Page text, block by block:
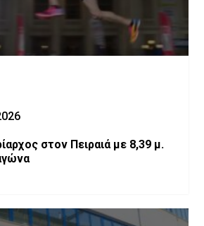
στον Πειραιά με 8,39 μ.